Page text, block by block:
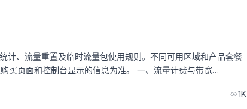
计、流量重置及临时流量包使用规则。不同可用区域和产品套餐
买页面和控制台显示的信息为准。 一、流量计费与带宽…
1K